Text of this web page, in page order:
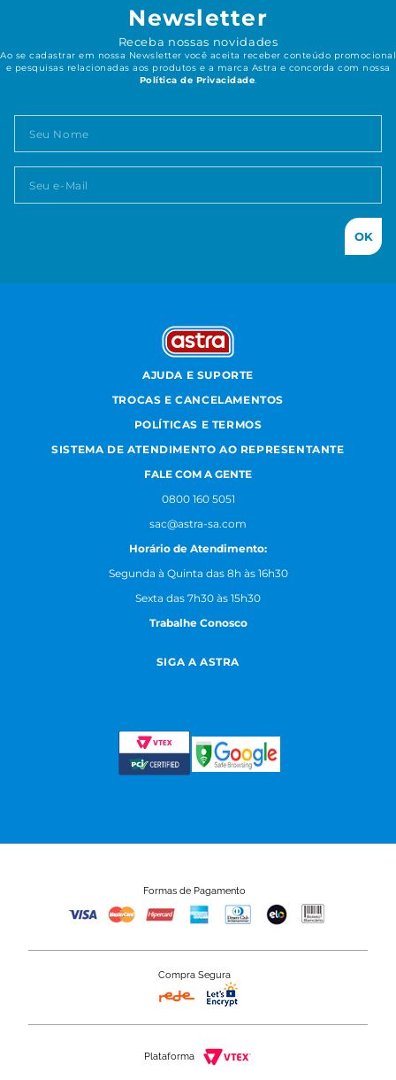
Newsletter
Receba nossas novidades
Ao se cadastrar em nossa Newsletter você aceita receber conteúdo promocional
e pesquisas relacionadas aos produtos e a marca Astra e concorda com nossa
Política de Privacidade.
OK
AJUDA E SUPORTE
TROCAS E CANCELAMENTOS
POLÍTICAS E TERMOS
SISTEMA DE ATENDIMENTO AO REPRESENTANTE
FALE COM A GENTE
0800 160 5051
sac@astra-sa.com
Horário de Atendimento:
Segunda à Quinta das 8h às 16h30
Sexta das 7h30 às 15h30
Trabalhe Conosco
SIGA A ASTRA
Formas de Pagamento
Compra Segura
Plataforma